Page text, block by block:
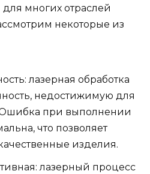
многих отраслей
некоторые из
лазерная обработка
недостижимую для
при выполнении
что позволяет
изделия.
лазерный процесс